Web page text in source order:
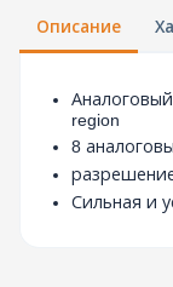
Описание
region
8
Сильная и